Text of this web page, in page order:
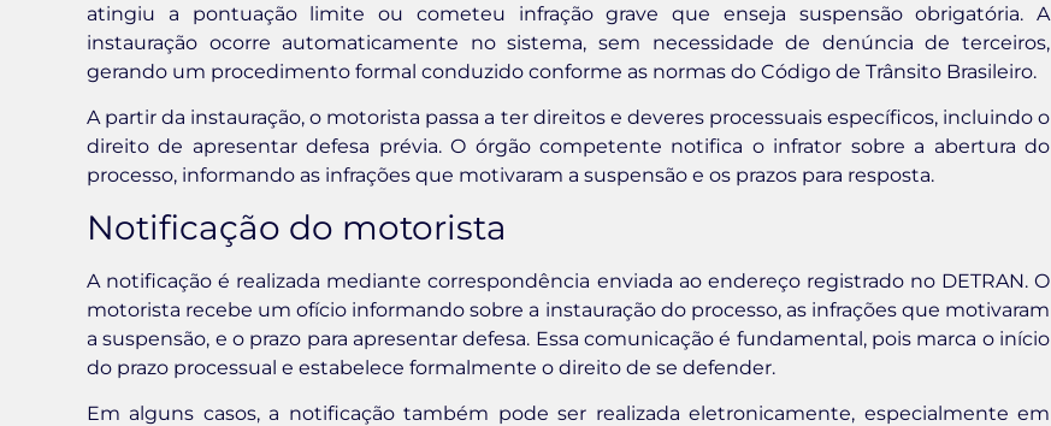
atingiu a pontuação limite ou cometeu infração grave que enseja suspensão obrigatória. A
instauração ocorre automaticamente no sistema, sem necessidade de denúncia de terceiros,
gerando um procedimento formal conduzido conforme as normas do Código de Trânsito Brasileiro.
A partir da instauração, o motorista passa a ter direitos e deveres processuais específicos, incluindo o
direito de apresentar defesa prévia. O órgão competente notifica o infrator sobre a abertura do
processo, informando as infrações que motivaram a suspensão e os prazos para resposta.
Notificação do motorista
A notificação é realizada mediante correspondência enviada ao endereço registrado no DETRAN. O
motorista recebe um ofício informando sobre a instauração do processo, as infrações que motivaram
a suspensão, e o prazo para apresentar defesa. Essa comunicação é fundamental, pois marca o início
do prazo processual e estabelece formalmente o direito de se defender.
Em alguns casos, a notificação também pode ser realizada eletronicamente, especialmente em